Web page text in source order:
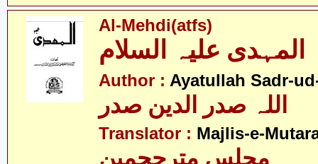
Al-Mehdi(atfs)
المہدی علیہ السلام
Author : Ayatullah Sadr-
اللہ صدر الدین صدر
Translator : Majlis-e-
مجلس مترججمین